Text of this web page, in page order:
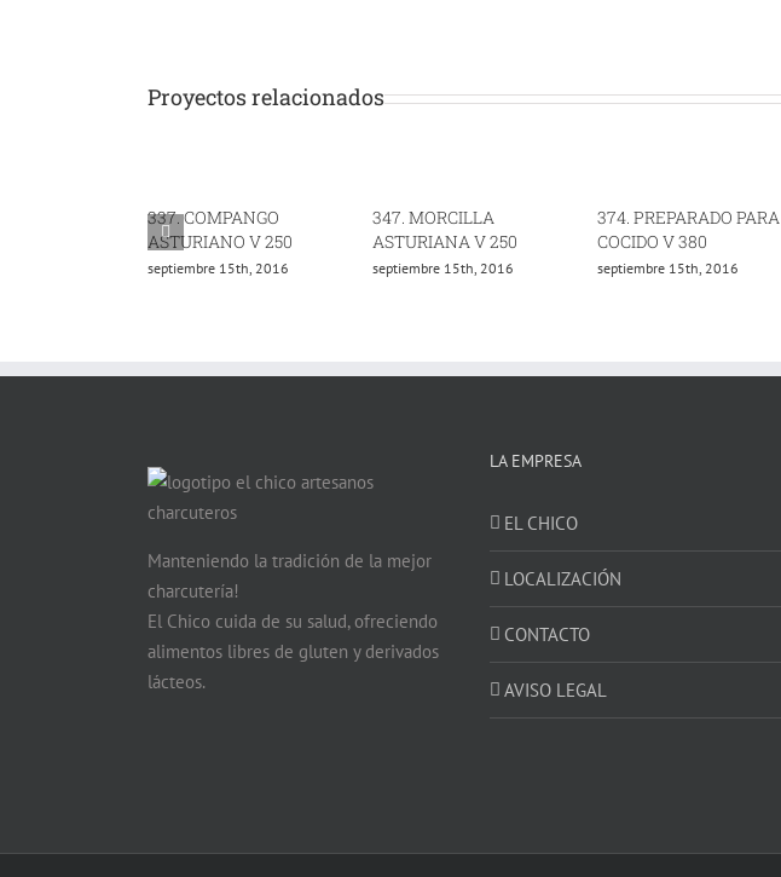
Proyectos relacionados
337. COMPANGO
ASTURIANO V 250
septiembre 15th, 2016
347. MORCILLA
ASTURIANA V 250
septiembre 15th, 2016
374. PREPARADO PARA
COCIDO V 380
septiembre 15th, 2016
Manteniendo la tradición de la mejor
charcutería!
El Chico cuida de su salud, ofreciendo
alimentos libres de gluten y derivados
lácteos.
LA EMPRESA
EL CHICO
LOCALIZACIÓN
CONTACTO
AVISO LEGAL